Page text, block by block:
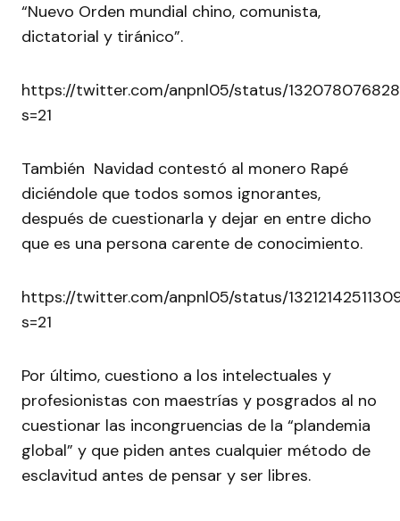
“Nuevo Orden mundial chino, comunista,
dictatorial y tiránico”.
https://twitter.com/anpnl05/status/
s=21
También Navidad contestó al monero Rapé
diciéndole que todos somos ignorantes,
después de cuestionarla y dejar en entre dicho
que es una persona carente de conocimiento.
https://twitter.com/anpnl05/status/
s=21
Por último, cuestiono a los intelectuales y
profesionistas con maestrías y posgrados al no
cuestionar las incongruencias de la “plandemia
global” y que piden antes cualquier método de
esclavitud antes de pensar y ser libres.